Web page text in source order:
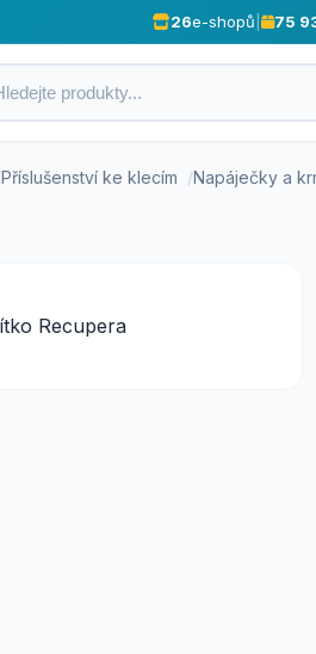
26e-shopů 75
Příslušenství ke klecím Napáječky a